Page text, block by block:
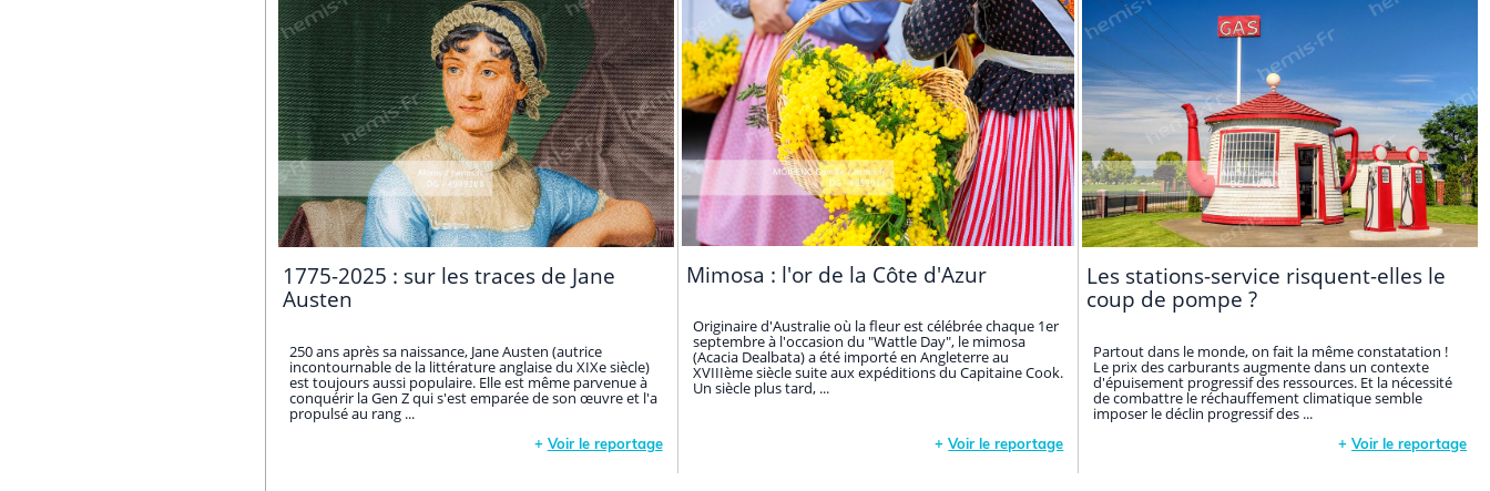
1775-2025 : sur les traces de Jane
Austen
250 ans après sa naissance, Jane Austen (autrice
incontournable de la littérature anglaise du XIXe siècle)
est toujours aussi populaire. Elle est même parvenue à
conquérir la Gen Z qui s'est emparée de son œuvre et l'a
propulsé au rang ...
+ Voir le reportage
Mimosa : l'or de la Côte d'Azur
Originaire d'Australie où la fleur est célébrée chaque 1er
septembre à l'occasion du "Wattle Day", le mimosa
(Acacia Dealbata) a été importé en Angleterre au
XVIIIème siècle suite aux expéditions du Capitaine Cook.
Un siècle plus tard, ...
+Voir le reportage
Les stations-service risquent-elles le
coup de pompe ?
Partout dans le monde, on fait la même constatation !
Le prix des carburants augmente dans un contexte
d'épuisement progressif des ressources. Et la nécessité
de combattre le réchauffement climatique semble
imposer le déclin progressif des ...
+ Voir le reportage